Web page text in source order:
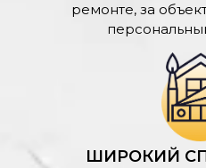
ремонте, за
ШИРОКИЙ